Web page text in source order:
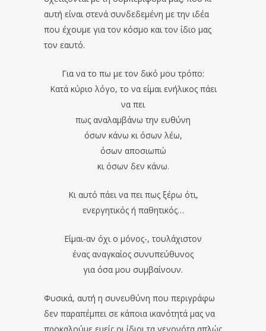
αυτή είναι στενά συνδεδεμένη με την ιδέα
που έχουμε για τον κόσμο και τον ίδιο μας
τον εαυτό.
Για να το πω με τον δικό μου τρόπο:
Κατά κύριο λόγο, το να είμαι ενήλικος πάει
να πει
πως αναλαμβάνω την ευθύνη
όσων κάνω κι όσων λέω,
όσων αποσιωπώ
κι όσων δεν κάνω.
Κι αυτό πάει να πει πως ξέρω ότι,
ενεργητικός ή παθητικός…
Είμαι-αν όχι ο μόνος-, τουλάχιστον
ένας αναγκαίος συνυπεύθυνος
για όσα μου συμβαίνουν.
Φυσικά, αυτή η συνευθύνη που περιγράφω
δεν παραπέμπει σε κάποια ικανότητά μας να